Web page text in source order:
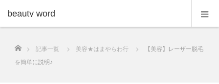
beauty word
ホーム
記事一覧 美容★はまやらわ行
【美容】レーザー脱毛
を簡単に説明♪